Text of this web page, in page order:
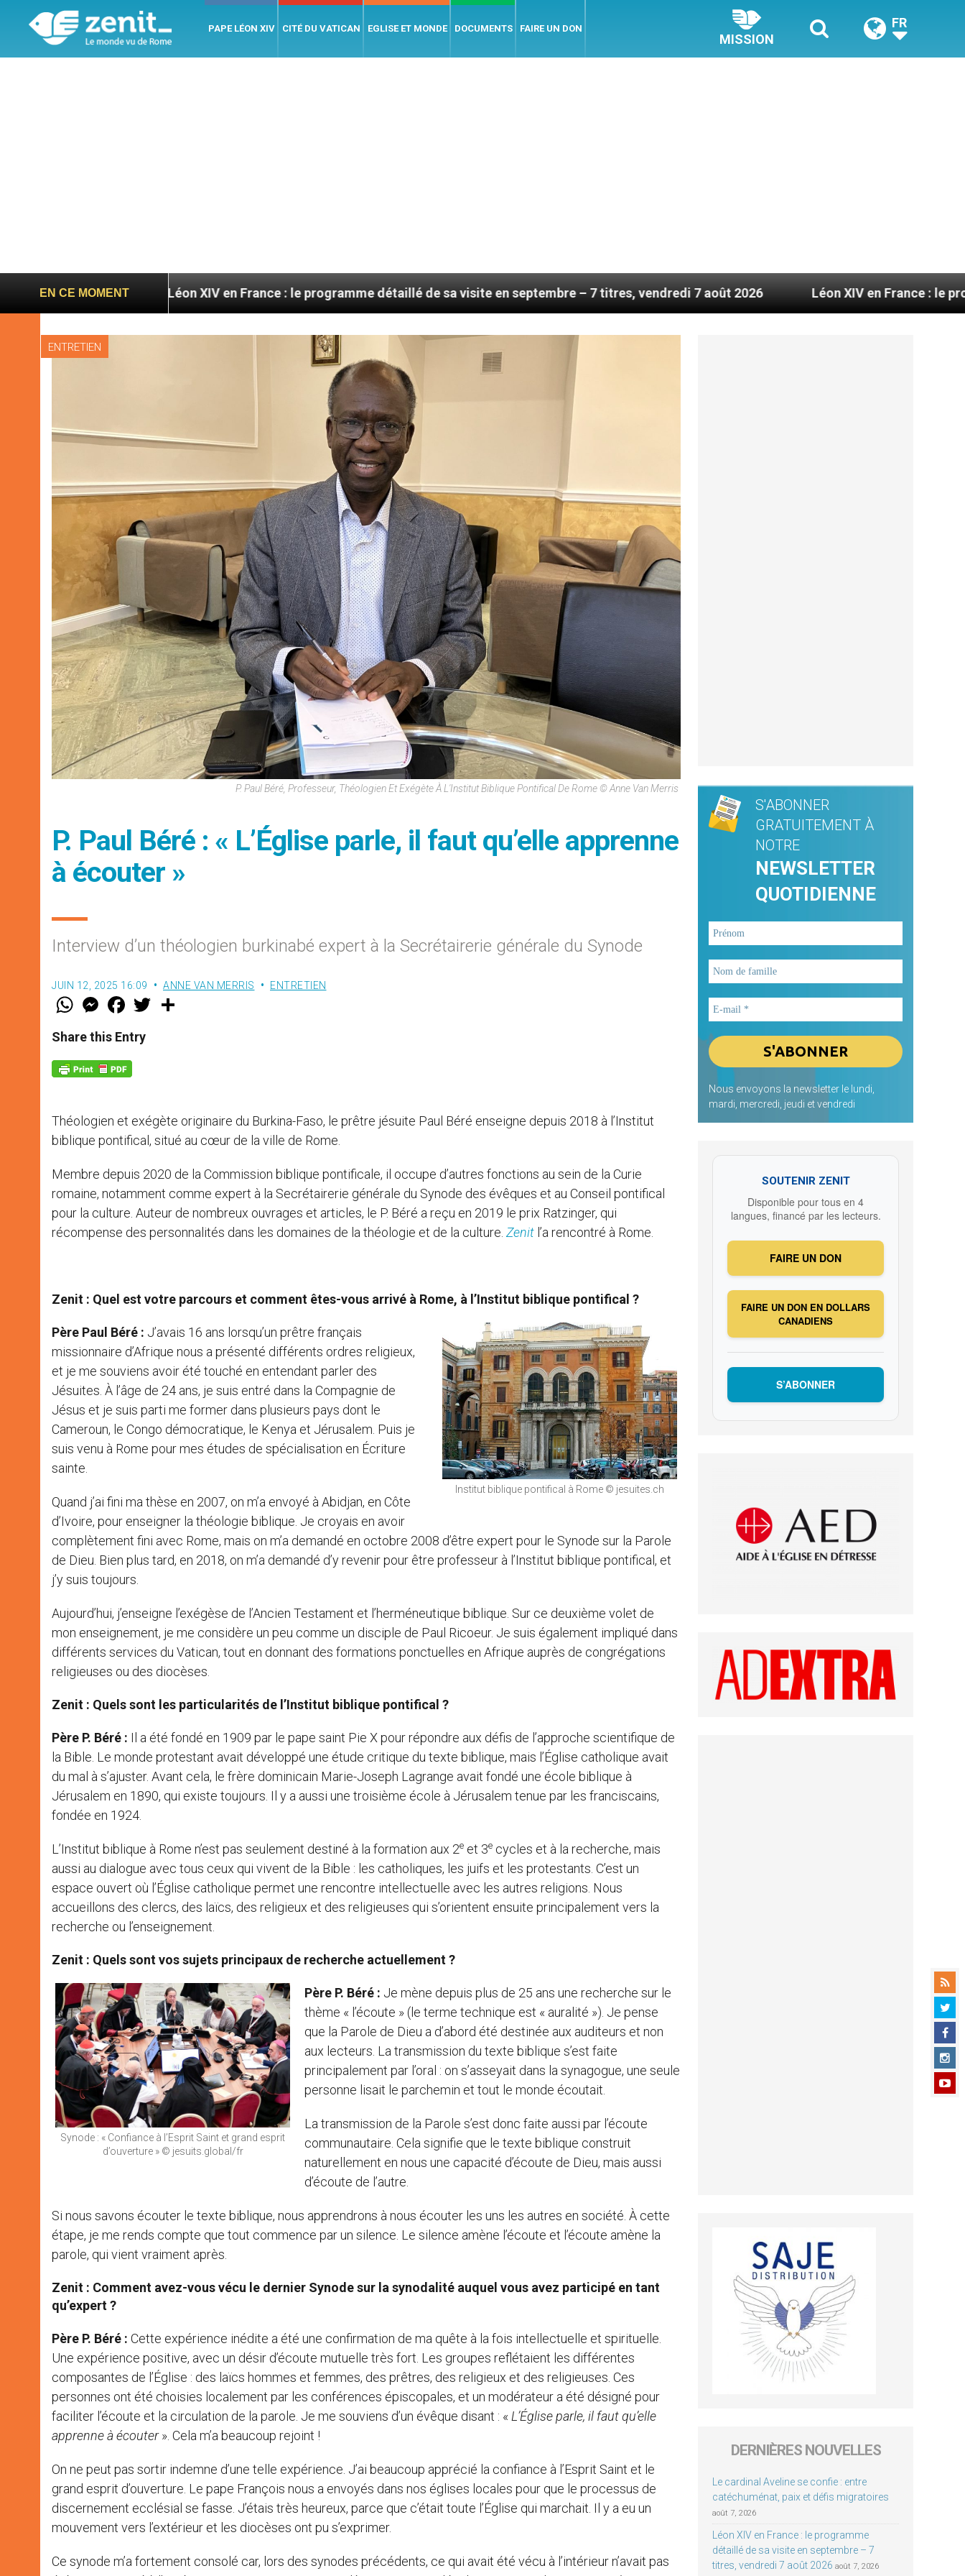
PAPE LÉON XIV CITÉ DU VATICAN EGLISE ET MONDE DOCUMENTS FAIRE UN DON
MISSION
FR
EN CE MOMENT
Léon XIV en France : le programme détaillé de sa visite en septembre – 7 titres, vendredi 7 août 2026 Léon XIV en France : le programme
ENTRETIEN
P. Paul Béré, Professeur, Théologien Et Exégète À L'Institut Biblique Pontifical De Rome © Anne Van Merris
P. Paul Béré : « L’Église parle, il faut qu’elle apprenne
à écouter »
Interview d’un théologien burkinabé expert à la Secrétairerie générale du Synode
JUIN 12, 2025 16:09 ANNE VAN MERRIS ENTRETIEN
W
t
s
A
p
p
M
e
s
e
n
g
e
F
a
e
b
o
k
w
Share this Entry
Théologien et exégète originaire du Burkina-Faso, le prêtre jésuite Paul Béré enseigne depuis 2018 à l’Institut
biblique pontifical, situé au cœur de la ville de Rome.
Membre depuis 2020 de la Commission biblique pontificale, il occupe d’autres fonctions au sein de la Curie
romaine, notamment comme expert à la Secrétairerie générale du Synode des évêques et au Conseil pontifical
pour la culture. Auteur de nombreux ouvrages et articles, le P. Béré a reçu en 2019 le prix Ratzinger, qui
récompense des personnalités dans les domaines de la théologie et de la culture. Zenit l’a rencontré à Rome.
Zenit : Quel est votre parcours et comment êtes-vous arrivé à Rome, à l’Institut biblique pontifical ?
Institut biblique pontifical à Rome © jesuites.ch
Père Paul Béré : J’avais 16 ans lorsqu’un prêtre français
missionnaire d’Afrique nous a présenté différents ordres religieux,
et je me souviens avoir été touché en entendant parler des
Jésuites. À l’âge de 24 ans, je suis entré dans la Compagnie de
Jésus et je suis parti me former dans plusieurs pays dont le
Cameroun, le Congo démocratique, le Kenya et Jérusalem. Puis je
suis venu à Rome pour mes études de spécialisation en Écriture
sainte.
Quand j’ai fini ma thèse en 2007, on m’a envoyé à Abidjan, en Côte
d’Ivoire, pour enseigner la théologie biblique. Je croyais en avoir
complètement fini avec Rome, mais on m’a demandé en octobre 2008 d’être expert pour le Synode sur la Parole
de Dieu. Bien plus tard, en 2018, on m’a demandé d’y revenir pour être professeur à l’Institut biblique pontifical, et
j’y suis toujours.
Aujourd’hui, j’enseigne l’exégèse de l’Ancien Testament et l’herméneutique biblique. Sur ce deuxième volet de
mon enseignement, je me considère un peu comme un disciple de Paul Ricoeur. Je suis également impliqué dans
différents services du Vatican, tout en donnant des formations ponctuelles en Afrique auprès de congrégations
religieuses ou des diocèses.
Zenit : Quels sont les particularités de l’Institut biblique pontifical ?
Père P. Béré : Il a été fondé en 1909 par le pape saint Pie X pour répondre aux défis de l’approche scientifique de
la Bible. Le monde protestant avait développé une étude critique du texte biblique, mais l’Église catholique avait
du mal à s’ajuster. Avant cela, le frère dominicain Marie-Joseph Lagrange avait fondé une école biblique à
Jérusalem en 1890, qui existe toujours. Il y a aussi une troisième école à Jérusalem tenue par les franciscains,
fondée en 1924.
L’Institut biblique à Rome n’est pas seulement destiné à la formation aux 2e et 3e cycles et à la recherche, mais
aussi au dialogue avec tous ceux qui vivent de la Bible : les catholiques, les juifs et les protestants. C’est un
espace ouvert où l’Église catholique permet une rencontre intellectuelle avec les autres religions. Nous
accueillons des clercs, des laïcs, des religieux et des religieuses qui s’orientent ensuite principalement vers la
recherche ou l’enseignement.
Zenit : Quels sont vos sujets principaux de recherche actuellement ?
Synode : « Confiance à l’Esprit Saint et grand esprit
d’ouverture » © jesuits.global/fr
Père P. Béré : Je mène depuis plus de 25 ans une recherche sur le
thème « l’écoute » (le terme technique est « auralité »). Je pense
que la Parole de Dieu a d’abord été destinée aux auditeurs et non
aux lecteurs. La transmission du texte biblique s’est faite
principalement par l’oral : on s’asseyait dans la synagogue, une seule
personne lisait le parchemin et tout le monde écoutait.
La transmission de la Parole s’est donc faite aussi par l’écoute
communautaire. Cela signifie que le texte biblique construit
naturellement en nous une capacité d’écoute de Dieu, mais aussi
d’écoute de l’autre.
Si nous savons écouter le texte biblique, nous apprendrons à nous écouter les uns les autres en société. À cette
étape, je me rends compte que tout commence par un silence. Le silence amène l’écoute et l’écoute amène la
parole, qui vient vraiment après.
Zenit : Comment avez-vous vécu le dernier Synode sur la synodalité auquel vous avez participé en tant
qu’expert ?
Père P. Béré : Cette expérience inédite a été une confirmation de ma quête à la fois intellectuelle et spirituelle.
Une expérience positive, avec un désir d’écoute mutuelle très fort. Les groupes reflétaient les différentes
composantes de l’Église : des laïcs hommes et femmes, des prêtres, des religieux et des religieuses. Ces
personnes ont été choisies localement par les conférences épiscopales, et un modérateur a été désigné pour
faciliter l’écoute et la circulation de la parole. Je me souviens d’un évêque disant : « L’Église parle, il faut qu’elle
apprenne à écouter». Cela m’a beaucoup rejoint !
On ne peut pas sortir indemne d’une telle expérience. J’ai beaucoup apprécié la confiance à l’Esprit Saint et le
grand esprit d’ouverture. Le pape François nous a envoyés dans nos églises locales pour que le processus de
discernement ecclésial se fasse. J’étais très heureux, parce que c’était toute l’Église qui marchait. Il y a eu un
mouvement vers l’extérieur et les diocèses ont pu s’exprimer.
Ce synode m’a fortement consolé car, lors des synodes précédents, ce qui avait été vécu à l’intérieur n’avait pas
S'ABONNER
GRATUITEMENT À
NOTRE
NEWSLETTER
QUOTIDIENNE
Nous envoyons la newsletter le lundi,
mardi, mercredi, jeudi et vendredi
SOUTENIR ZENIT
Disponible pour tous en 4
langues, financé par les lecteurs.
FAIRE UN DON
FAIRE UN DON EN DOLLARS
CANADIENS
S’ABONNER
DERNIÈRES NOUVELLES
Le cardinal Aveline se confie : entre
catéchuménat, paix et défis migratoires
août 7, 2026
Léon XIV en France : le programme
détaillé de sa visite en septembre – 7
titres, vendredi 7 août 2026 août 7, 2026